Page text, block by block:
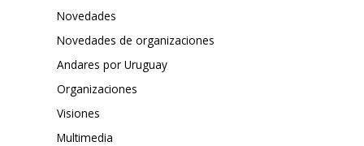
Novedades
Novedades de organizaciones
Andares por Uruguay
Organizaciones
Visiones
Multimedia